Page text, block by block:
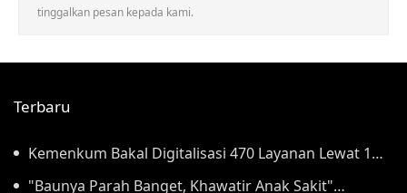
tinggalkan pesan kepada kami.
Terbaru
Kemenkum Bakal Digitalisasi 470 Layanan Lewat 1
Aplikasi Super Mulai September
"Baunya Parah Banget, Khawatir Anak Sakit"